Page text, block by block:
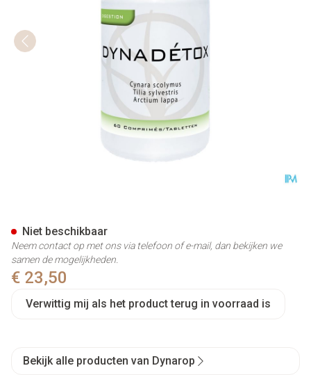
€ 23,50
Verwittig mij als het product terug in voorraad is
Niet beschikbaar
Neem contact op met ons via telefoon of e-mail, dan bekijken we
samen de mogelijkheden.
Bekijk alle producten van Dynarop